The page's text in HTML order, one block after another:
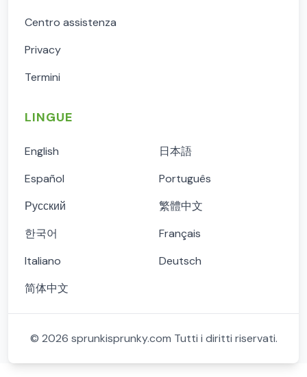
Centro assistenza
Privacy
Termini
LINGUE
English
日本語
Español
Português
Русский
繁體中文
한국어
Français
Italiano
Deutsch
简体中文
© 2026 sprunkisprunky.com Tutti i diritti riservati.